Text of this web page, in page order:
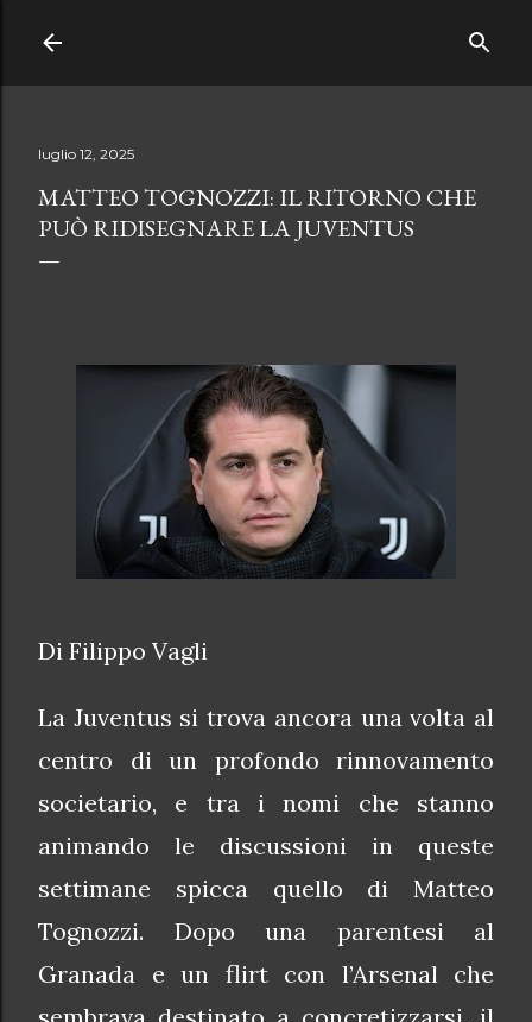
luglio 12, 2025
MATTEO TOGNOZZI: IL RITORNO CHE
PUÒ RIDISEGNARE LA JUVENTUS
Di Filippo Vagli
La Juventus si trova ancora una volta al
centro di un profondo rinnovamento
societario, e tra i nomi che stanno
animando le discussioni in queste
settimane spicca quello di Matteo
Tognozzi. Dopo una parentesi al
Granada e un flirt con l’Arsenal che